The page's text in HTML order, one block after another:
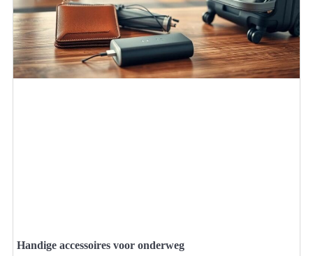
Handige accessoires voor onderweg